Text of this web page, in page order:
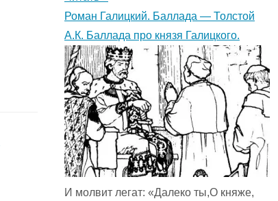
Роман Галицкий. Баллада — Толстой
А.К. Баллада про князя Галицкого.
И молвит легат: «Далеко ты,О княже,